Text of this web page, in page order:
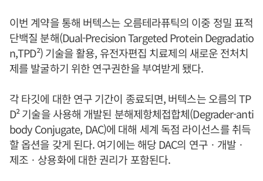
이번 계약을 통해 버텍스는 오름테라퓨틱의 이중 정밀 표적
단백질 분해(Dual-Precision Targeted Protein Degradatio
n,TPD²) 기술을 활용, 유전자편집 치료제의 새로운 전처치
제를 발굴하기 위한 연구권한을 부여받게 됐다.
각 타깃에 대한 연구 기간이 종료되면, 버텍스는 오름의 TP
D² 기술을 사용해 개발된 분해제항체접합체(Degrader-anti
body Conjugate, DAC)에 대해 세계 독점 라이선스를 취득
할 옵션을 갖게 된다. 여기에는 해당 DAC의 연구ㆍ개발ㆍ
제조ㆍ상용화에 대한 권리가 포함된다.